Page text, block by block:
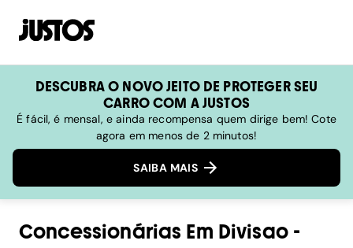
DESCUBRA O NOVO JEITO DE PROTEGER SEU
CARRO COM A JUSTOS
É fácil, é mensal, e ainda recompensa quem dirige bem! Cote
agora em menos de 2 minutos!
SAIBA MAIS
Concessionárias Em Divisao-